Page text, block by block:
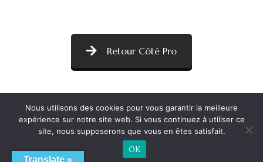
Retour Côté Pro
Translate »
Nous utilisons des cookies pour vous garantir la meilleure
expérience sur notre site web. Si vous continuez à utiliser ce
site, nous supposerons que vous en êtes satisfait.
OK